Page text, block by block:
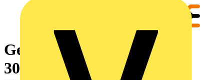
Gerätemarkierung, Länge:
30000 mm, Aufgedruckte